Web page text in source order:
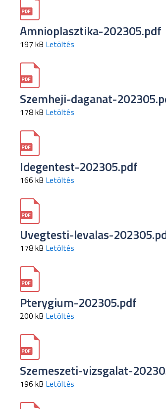
Amnioplasztika-202305.pdf
197 kB Letöltés
Szemheji-daganat-
178 kB Letöltés
Idegentest-202305.pdf
166 kB Letöltés
Uvegtesti-levalas-
178 kB Letöltés
Pterygium-202305.pdf
200 kB Letöltés
Szemeszeti-vizsgalat-
196 kB Letöltés